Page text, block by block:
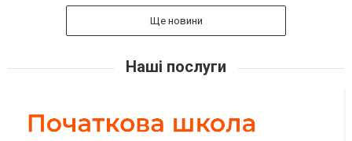
Ще новини
Наші послуги